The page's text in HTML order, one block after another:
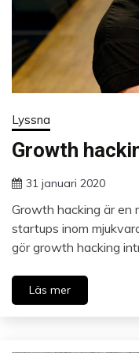
Lyssna
Growth
31 januari 2020
Growth hacking är en
startups inom
gör growth hacking
Läs mer